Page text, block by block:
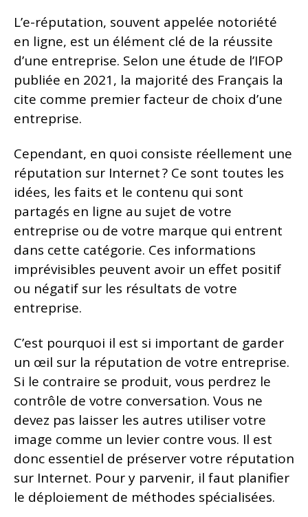
L’e-réputation, souvent appelée notoriété
en ligne, est un élément clé de la réussite
d’une entreprise. Selon une étude de l’IFOP
publiée en 2021, la majorité des Français la
cite comme premier facteur de choix d’une
entreprise.
Cependant, en quoi consiste réellement une
réputation sur Internet ? Ce sont toutes les
idées, les faits et le contenu qui sont
partagés en ligne au sujet de votre
entreprise ou de votre marque qui entrent
dans cette catégorie. Ces informations
imprévisibles peuvent avoir un effet positif
ou négatif sur les résultats de votre
entreprise.
C’est pourquoi il est si important de garder
un œil sur la réputation de votre entreprise.
Si le contraire se produit, vous perdrez le
contrôle de votre conversation. Vous ne
devez pas laisser les autres utiliser votre
image comme un levier contre vous. Il est
donc essentiel de préserver votre réputation
sur Internet. Pour y parvenir, il faut planifier
le déploiement de méthodes spécialisées.